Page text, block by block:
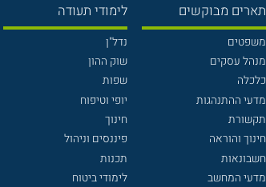
תארים מבוקשים
משפטים
מנהל עסקים
כלכלה
מדעי ההתנהגות
תקשורת
חינוך והוראה
חשבונאות
מדעי המחשב
לימודי תעודה
נדל"ן
שוק ההון
שפות
יופי וטיפוח
חינוך
פיננסים וניהול
תכנות
לימודי ביטוח